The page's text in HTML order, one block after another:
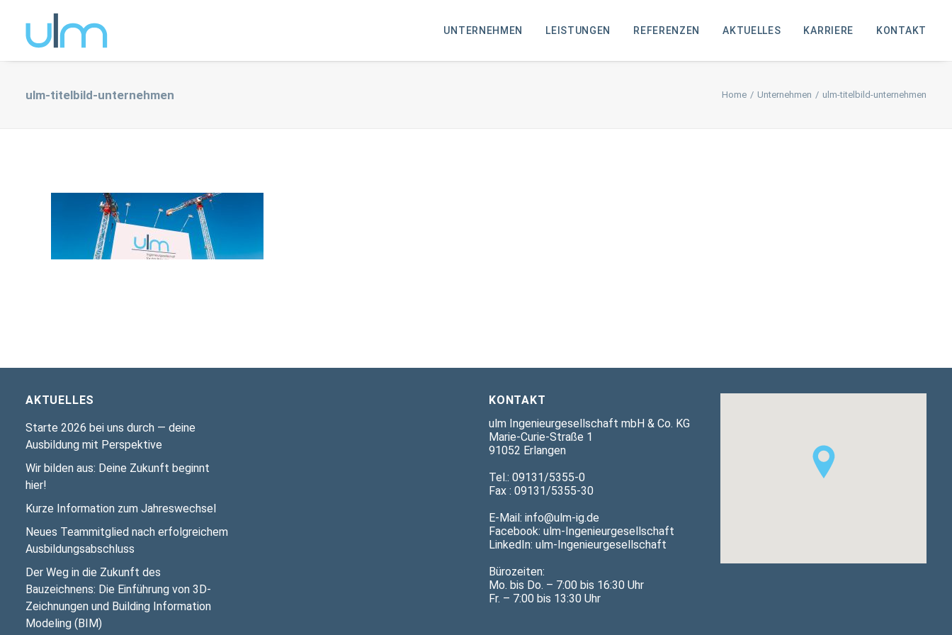
UNTERNEHMEN LEISTUNGEN REFERENZEN AKTUELLES KARRIERE KONTAKT
ulm-titelbild-unternehmen Home Unternehmen ulm-titelbild-unternehmen
AKTUELLES
Starte 2026 bei uns durch — deine
Ausbildung mit Perspektive
Wir bilden aus: Deine Zukunft beginnt
hier!
Kurze Information zum Jahreswechsel
Neues Teammitglied nach erfolgreichem
Ausbildungsabschluss
Der Weg in die Zukunft des
Bauzeichnens: Die Einführung von 3D-
Zeichnungen und Building Information
Modeling (BIM)
KONTAKT
ulm Ingenieurgesellschaft mbH & Co. KG
Marie-Curie-Straße 1
91052 Erlangen
Tel.: 09131/5355-0
Fax : 09131/5355-30
E-Mail: info@ulm-ig.de
Facebook: ulm-Ingenieurgesellschaft
LinkedIn: ulm-Ingenieurgesellschaft
Bürozeiten:
Mo. bis Do. – 7:00 bis 16:30 Uhr
Fr. – 7:00 bis 13:30 Uhr